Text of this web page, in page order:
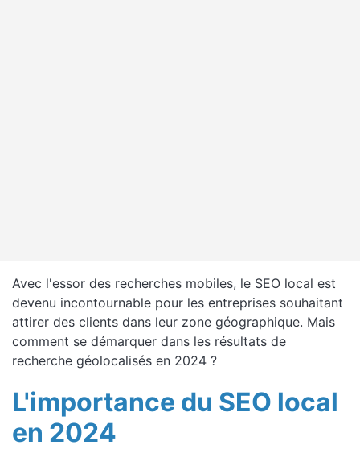
Avec l'essor des recherches mobiles, le SEO local est
devenu incontournable pour les entreprises souhaitant
attirer des clients dans leur zone géographique. Mais
comment se démarquer dans les résultats de
recherche géolocalisés en 2024 ?
L'importance du SEO local
en 2024